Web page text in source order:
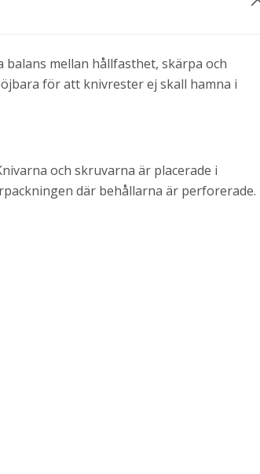
mellan hållfasthet, skärpa och
för att knivrester ej skall hamna i
och skruvarna är placerade i
där behållarna är perforerade.